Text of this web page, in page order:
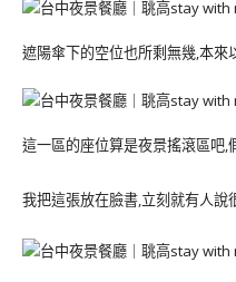
遮陽傘下的空位也所剩無幾,本來
這一區的座位算是夜景搖滾區吧,
我把這張放在臉書,立刻就有人說